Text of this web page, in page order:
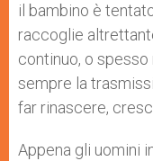
il bambino è
raccoglie
continuo, o
sempre la
far rinascere,
Appena gli uomini